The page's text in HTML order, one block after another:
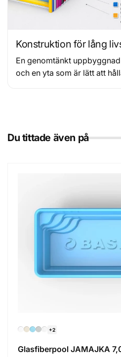
Konstruktion för lång
En genomtänkt
och en yta som är lätt att
Du tittade även på
Glasfiberpool JAMAJKA
+2